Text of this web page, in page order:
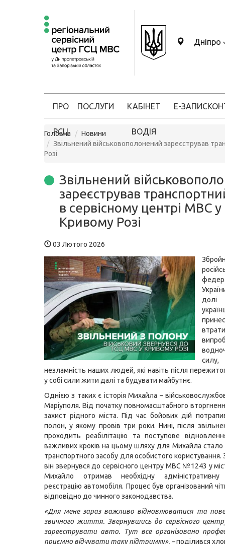
Дніпро
ПРО
РСЦ
ПОСЛУГИ КАБІНЕТ
ВОДІЯ
Е-ЗАПИС
Головна
Новини
Звільнений військовополонений зареєстрував
Розі
Звільнений
зареєстрував
в сервісному центрі МВС у
Кривому Розі
03 Лютого 2026
долі
силу,
незламність наших людей, які навіть після
у собі сили жити далі та будувати майбутнє.
Однією з таких є історія Михайла –
Маріуполя. Від початку повномасштабного
захист рідного міста. Під час бойових дій
полон, у якому провів три роки. Нині, після
проходить реабілітацію та поступове
важливих кроків на цьому шляху для Михайла
транспортного засобу для особистого
він звернувся до сервісного центру МВС №1243 у
Михайло отримав необхідну
реєстрацію автомобіля. Процес був організований
відповідно до чинного законодавства.
«Для мене зараз важливо відновлюватися та
звичного життя. Звернувшись до сервісного
зареєструвати авто. Тут все організовано
приємно відчувати таку підтримку», –поділився